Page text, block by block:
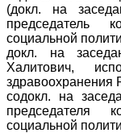
(докл. на
председатель
социальной
докл. на
Халитович,
здравоохранения
содокл. на
председателя
социальной